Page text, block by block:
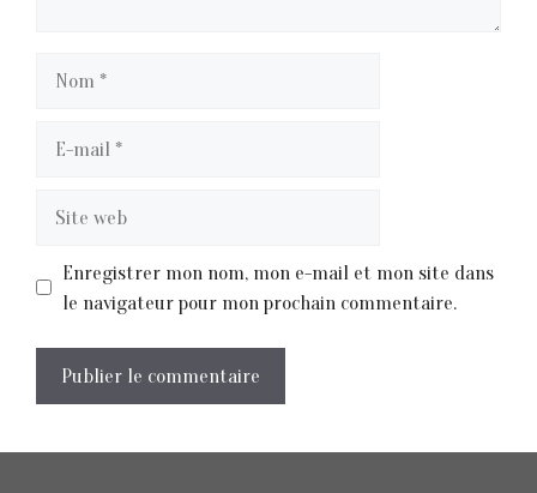
Enregistrer mon nom, mon e-mail et mon site dans
le navigateur pour mon prochain commentaire.